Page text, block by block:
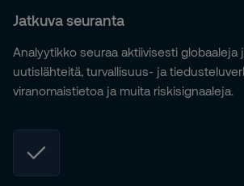
Jatkuva seuranta
Analyytikko seuraa aktiivisesti globaaleja
uutislähteitä, turvallisuus- ja
viranomaistietoa ja muita riskisignaaleja.